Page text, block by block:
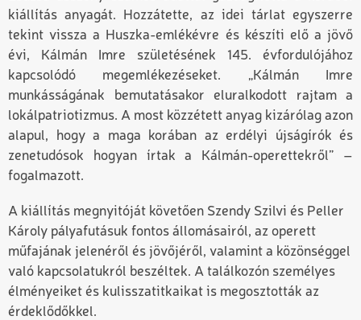
kiállítás anyagát. Hozzátette, az idei tárlat egyszerre
tekint vissza a Huszka-emlékévre és készíti elő a jövő
évi, Kálmán Imre születésének 145. évfordulójához
kapcsolódó megemlékezéseket. „Kálmán Imre
munkásságának bemutatásakor eluralkodott rajtam a
lokálpatriotizmus. A most közzétett anyag kizárólag azon
alapul, hogy a maga korában az erdélyi újságírók és
zenetudósok hogyan írtak a Kálmán-operettekről” –
fogalmazott.
A kiállítás megnyitóját követően Szendy Szilvi és Peller
Károly pályafutásuk fontos állomásairól, az operett
műfajának jelenéről és jövőjéről, valamint a közönséggel
való kapcsolatukról beszéltek. A találkozón személyes
élményeiket és kulisszatitkaikat is megosztották az
érdeklődőkkel.